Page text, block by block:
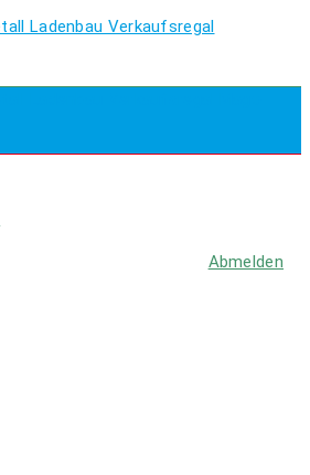
Abmelden